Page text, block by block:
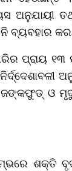
ଅନୁଯାୟୀ
ବ୍ୟବହାର
ପ୍ରାୟ
ଓ ମୃଦୁ
ଶକ୍ତି